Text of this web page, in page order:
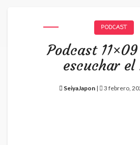
PODCAST
Podcast
escuchar
SeiyaJapon | 3 febrero,